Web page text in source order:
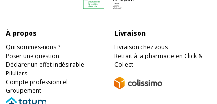
À propos
Qui sommes-nous ?
Poser une question
Déclarer un effet indésirable
Piluliers
Compte professionnel
Groupement
Livraison
Livraison chez vous
Retrait à la pharmacie en Click &
Collect